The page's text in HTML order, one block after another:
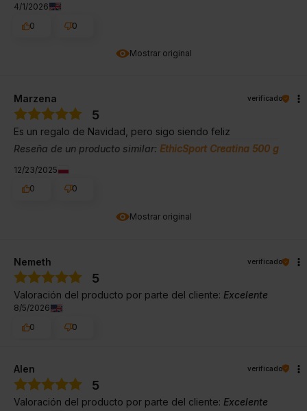
Mostrar original
4/1/2026
0
0
Mostrar original
Marzena verificado
5
Es un regalo de Navidad, pero sigo siendo feliz
Reseña de un producto similar: EthicSport Creatina 500 g
12/23/2025
0
0
Nemeth verificado
5
Valoración del producto por parte del cliente: Excelente
8/5/2026
0
0
Alen verificado
5
Valoración del producto por parte del cliente: Excelente